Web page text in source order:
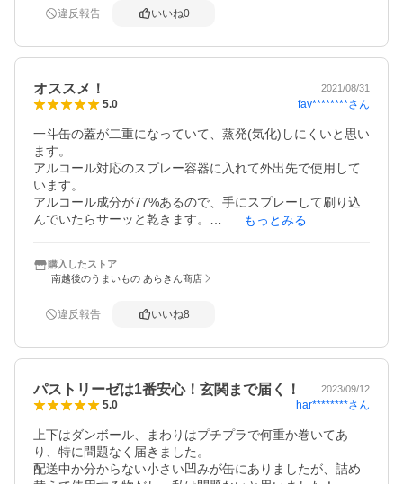
しまい、売っていても信じられないような高額になってし
とても不安でしたが、購入できてとても安心しました。
ありがとうございました。
違反報告 いいね0
オススメ！ 2021/08/31
5.0 fav********さん
一斗缶の蓋が二重になっていて、蒸発(気化)しにくいと思い
ます。
アルコール対応のスプレー容器に入れて外出先で使用して
います。
アルコール成分が77%あるので、手にスプレーして刷り込
んでいたらサーッと乾きます。
どうしたかいいか悩み、ドーバーパストリーゼさんにお電
話をし、灯油を入れる時に使うシュポシュポするのが使え
なので楽に詰められます。
あとココが1番お安く買えると思います。
コール購入はリピートでした。
また購入させていただきたいと思います。
もっとみる
購入したストア
南越後のうまいもの あらきん商店
違反報告 いいね8
パストリーゼは1番安心！玄関まで届く！ 2023/09/12
5.0 har********さん
上下はダンボール、まわりはプチプラで何重か巻いてあ
り、特に問題なく届きました。
配送中か分からない小さい凹みが缶にありましたが、詰め